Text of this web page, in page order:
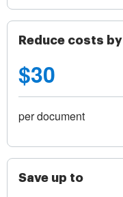
Reduce costs by
$30
per document
Save up to